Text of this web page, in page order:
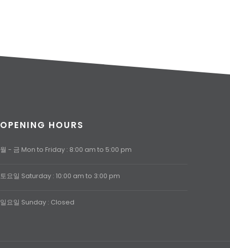
OPENING HOURS
월 - 금 Mon to Friday : 8:00 am to 5:00 pm
토요일 Saturday : 10:00 am to 3:00 pm
일요일 Sunday : Closed